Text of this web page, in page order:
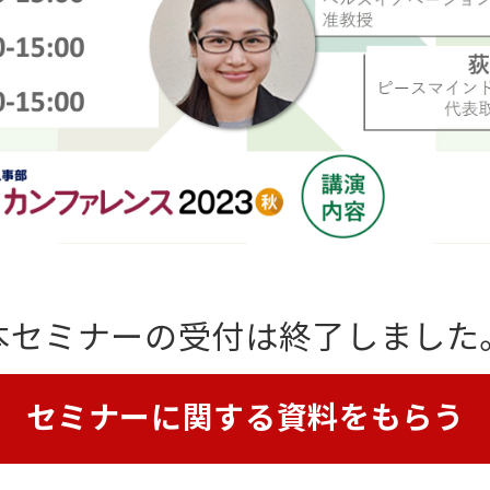
セミナーの受付は終了しました
セミナーに関する資料をもらう